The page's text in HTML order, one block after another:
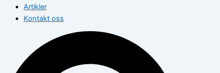
Artikler
Kontakt oss